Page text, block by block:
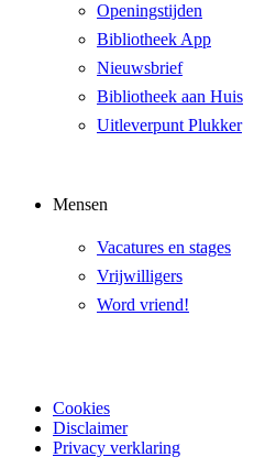
Openingstijden
Bibliotheek App
Nieuwsbrief
Bibliotheek aan Huis
Uitleverpunt Plukker
Mensen
Vacatures en stages
Vrijwilligers
Word vriend!
Cookies
Disclaimer
Privacy verklaring